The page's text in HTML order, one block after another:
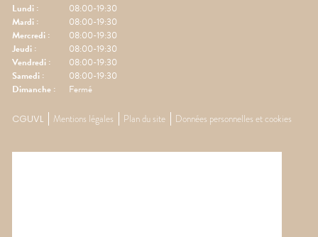
Lundi :
08:00-19:30
Mardi :
08:00-19:30
Mercredi :
08:00-19:30
Jeudi :
08:00-19:30
Vendredi :
08:00-19:30
Samedi :
08:00-19:30
Dimanche : Fermé
CGUVL Mentions légales Plan du site Données personnelles et cookies